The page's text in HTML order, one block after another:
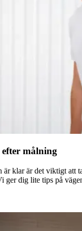
målning
är klar är det viktigt att
ger dig lite tips på